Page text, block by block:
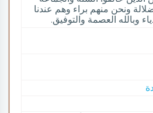
ونحن منهم براء وهم عندنا
وبالله العصمة والتوفيق.